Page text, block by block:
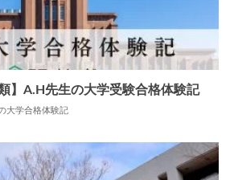
】A.H先生の大学受験合格体験記
大学合格体験記